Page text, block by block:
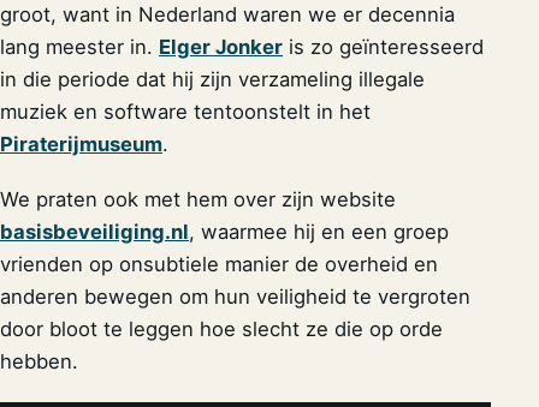
groot, want in Nederland waren we er decennia
lang meester in. Elger Jonker is zo geïnteresseerd
in die periode dat hij zijn verzameling illegale
muziek en software tentoonstelt in het
Piraterijmuseum.
We praten ook met hem over zijn website
basisbeveiliging.nl, waarmee hij en een groep
vrienden op onsubtiele manier de overheid en
anderen bewegen om hun veiligheid te vergroten
door bloot te leggen hoe slecht ze die op orde
hebben.